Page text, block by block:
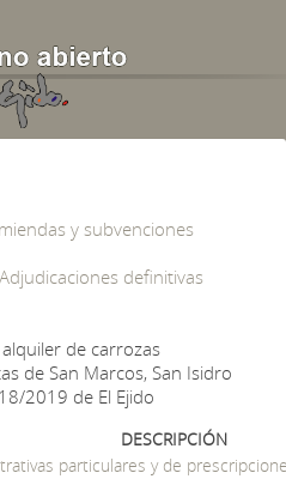
y subvenciones
Adjudicaciones definitivas
de carrozas
de San Marcos, San Isidro
2019 de El Ejido
DESCRIPCIÓN
particulares y de